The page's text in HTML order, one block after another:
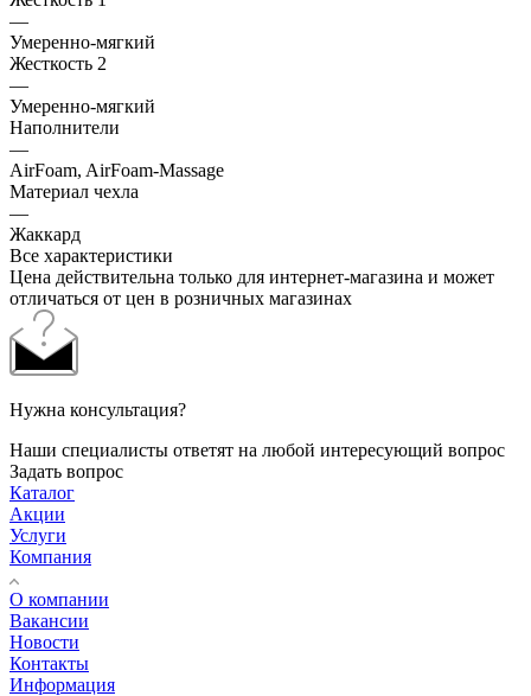
—
Умеренно-мягкий
Жесткость 2
—
Умеренно-мягкий
Наполнители
—
AirFoam, AirFoam-Massage
Материал чехла
—
Жаккард
Все характеристики
Цена действительна только для интернет-магазина и может
отличаться от цен в розничных магазинах
Нужна консультация?
Наши специалисты ответят на любой интересующий вопрос
Задать вопрос
Каталог
Акции
Услуги
Компания
О компании
Вакансии
Новости
Контакты
Информация